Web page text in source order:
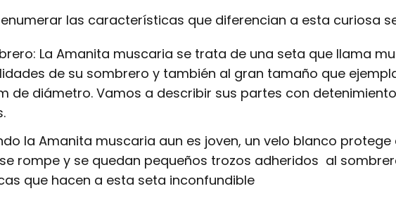
las características que diferencian a esta curiosa
La Amanita muscaria se trata de una seta que llama
de su sombrero y también al gran tamaño que
de diámetro. Vamos a describir sus partes con
la Amanita muscaria aun es joven, un velo blanco
rompe y se quedan pequeños trozos adheridos al
que hacen a esta seta inconfundible